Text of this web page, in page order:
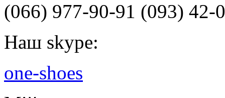
(066) 977-90-91 (093) 42-
Наш skype:
one-shoes